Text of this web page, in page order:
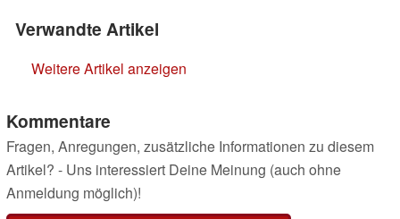
Verwandte Artikel
Weitere Artikel anzeigen
Kommentare
Fragen, Anregungen, zusätzliche Informationen zu diesem
Artikel? - Uns interessiert Deine Meinung (auch ohne
Anmeldung möglich)!